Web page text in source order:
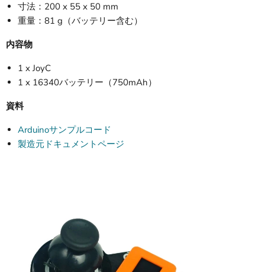
寸法：200 x 55 x 50 mm
重量：81 g（バッテリー含む）
内容物
1 x JoyC
1 x 16340バッテリー（750mAh）
資料
Arduinoサンプルコード
製造元ドキュメントページ